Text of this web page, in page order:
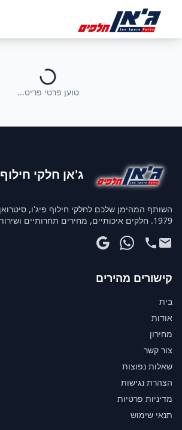
טוען פרטי פריט...
ג'אן חלקי חילוף
1979. חלקים איכותיים, מחירים תחרותיים ושירות יוצא דופן.
קישורים מהירים
בית
אודות
מחירון
צור קשר
שאלות נפוצות
הצהרת נגישות
מדיניות פרטיות
תנאי שימוש